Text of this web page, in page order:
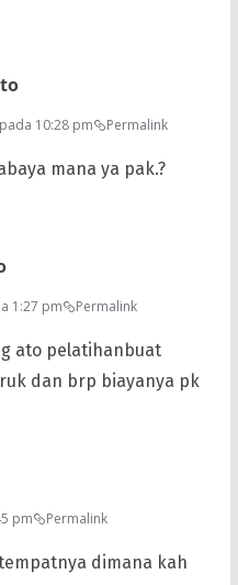
10:28 pm Permalink
mana ya pak.?
1:27 pm Permalink
ato pelatihanbuat
dan brp biayanya pk
pm Permalink
dimana kah